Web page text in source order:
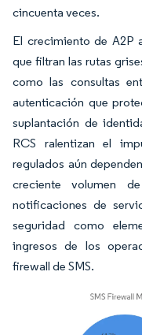
cincuenta veces.
El crecimiento de A2P
que filtran las rutas
como las consultas
autenticación que
suplantación de
RCS ralentizan el
regulados aún
creciente volumen
notificaciones de
seguridad como
ingresos de los
firewall de SMS.